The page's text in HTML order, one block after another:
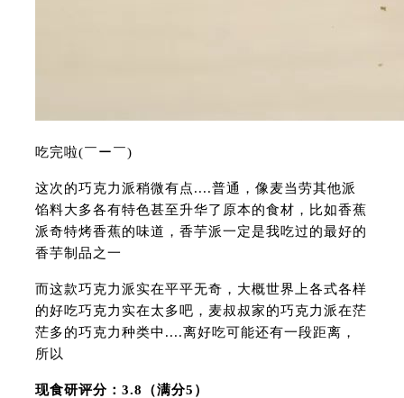
吃完啦(￣ー￣)
这次的巧克力派稍微有点....普通，像麦当劳其他派
馅料大多各有特色甚至升华了原本的食材，比如香蕉
派奇特烤香蕉的味道，香芋派一定是我吃过的最好的
香芋制品之一
而这款巧克力派实在平平无奇，大概世界上各式各样
的好吃巧克力实在太多吧，麦叔叔家的巧克力派在茫
茫多的巧克力种类中....离好吃可能还有一段距离，
所以
现食研评分：3.8（满分5）